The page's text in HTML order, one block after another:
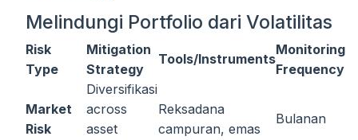
Melindungi Portfolio dari Volatilitas
Risk
Type
Mitigation
Strategy
Tools/Instruments
Monitoring
Frequency
Market
Risk
Diversifikasi
across
asset
Reksadana
campuran, emas
Bulanan